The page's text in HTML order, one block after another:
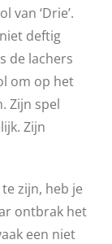
van ‘Drie’.
deftig
de lachers
om op het
Zijn spel
Zijn
zijn, heb je
ontbrak het
een niet